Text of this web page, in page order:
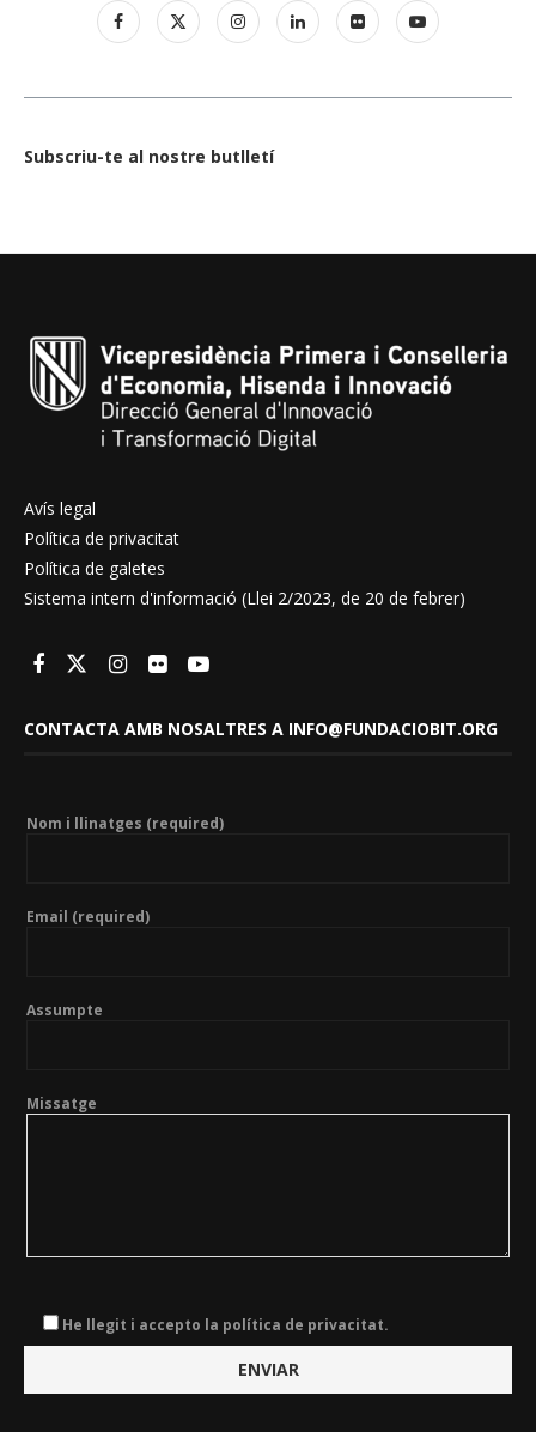
Subscriu-te al nostre butlletí
Avís legal
Política de privacitat
Política de galetes
Sistema intern d'informació (Llei 2/2023, de 20 de febrer)
CONTACTA AMB NOSALTRES A INFO@FUNDACIOBIT.ORG
Nom i llinatges (required)
Email (required)
Assumpte
Missatge
He llegit i accepto la política de privacitat.